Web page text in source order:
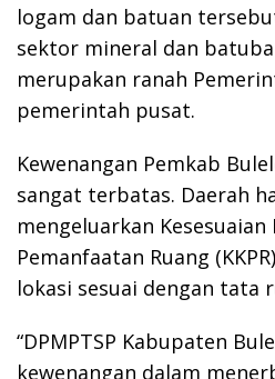
logam dan batuan
sektor mineral dan
merupakan ranah
pemerintah pusat.
Kewenangan Pemkab
sangat terbatas. Daerah
mengeluarkan Kesesuaian
Pemanfaatan Ruang
lokasi sesuai dengan tata
“DPMPTSP Kabupaten
kewenangan dalam